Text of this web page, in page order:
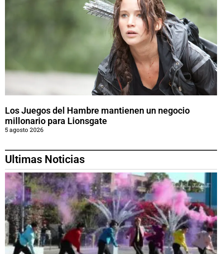
Los Juegos del Hambre mantienen un negocio
millonario para Lionsgate
5 agosto 2026
Ultimas Noticias